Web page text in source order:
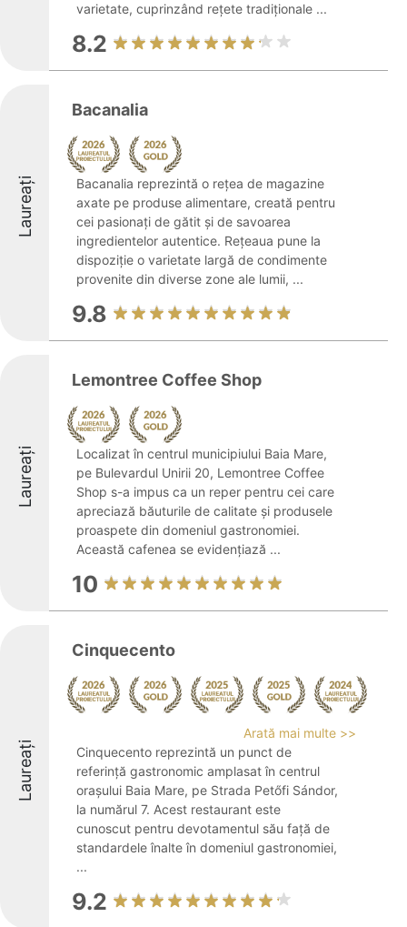
varietate, cuprinzând rețete tradiționale ...
8.2
Laureați
Bacanalia
Bacanalia reprezintă o rețea de magazine
axate pe produse alimentare, creată pentru
cei pasionați de gătit și de savoarea
ingredientelor autentice. Rețeaua pune la
dispoziție o varietate largă de condimente
provenite din diverse zone ale lumii, ...
9.8
Laureați
Lemontree Coffee Shop
Localizat în centrul municipiului Baia Mare,
pe Bulevardul Unirii 20, Lemontree Coffee
Shop s-a impus ca un reper pentru cei care
apreciază băuturile de calitate și produsele
proaspete din domeniul gastronomiei.
Această cafenea se evidențiază ...
10
Laureați
Cinquecento
Arată mai multe >>
Cinquecento reprezintă un punct de
referință gastronomic amplasat în centrul
orașului Baia Mare, pe Strada Petőfi Sándor,
la numărul 7. Acest restaurant este
cunoscut pentru devotamentul său față de
standardele înalte în domeniul gastronomiei,
...
9.2